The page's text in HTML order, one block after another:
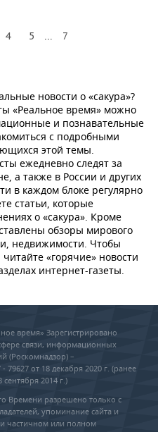
4 5 ... 7
новости о «сакура»?
«Реальное время» можно
и познавательные
с подробными
этой темы.
ежедневно следят за
а также в России и других
в каждом блоке регулярно
статьи, которые
о «сакура». Кроме
обзоры мирового
недвижимости. Чтобы
«горячие» новости
интернет-газеты.
время» Зарегистрировано
связи, информационных
(Роскомнадзор) –
от 18 декабря 2020 г. (ранее
2014 г.)
Времени разрешено только с
упоминание сайта и
частичном или полном